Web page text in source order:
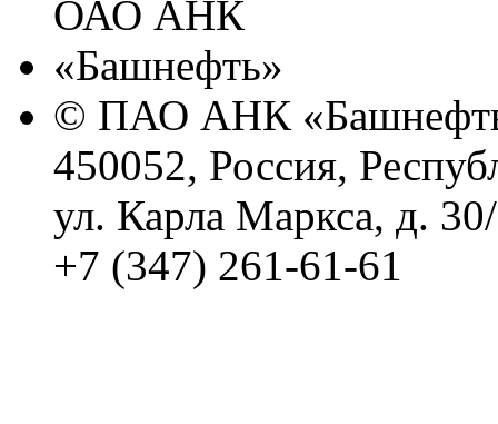
© ПАО АНК
450052, Россия,
ул. Карла Маркса, д.
+7 (347) 261-61-61